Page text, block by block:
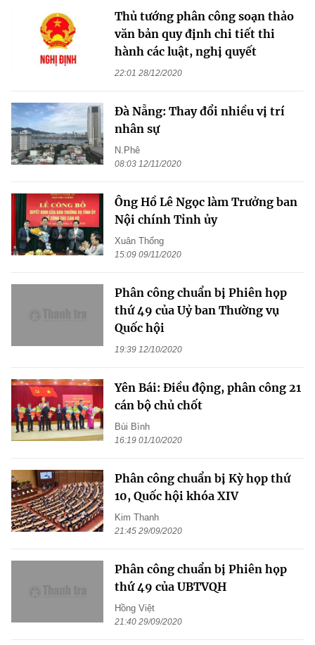
Thủ tướng phân công soạn thảo
văn bản quy định chi tiết thi
hành các luật, nghị quyết
22:01 28/12/2020
Đà Nẵng: Thay đổi nhiều vị trí
nhân sự
N.Phê
08:03 12/11/2020
Ông Hồ Lê Ngọc làm Trưởng ban
Nội chính Tỉnh ủy
Xuân Thống
15:09 09/11/2020
Phân công chuẩn bị Phiên họp
thứ 49 của Uỷ ban Thường vụ
Quốc hội
19:39 12/10/2020
Yên Bái: Điều động, phân công 21
cán bộ chủ chốt
Bùi Bình
16:19 01/10/2020
Phân công chuẩn bị Kỳ họp thứ
10, Quốc hội khóa XIV
Kim Thanh
21:45 29/09/2020
Phân công chuẩn bị Phiên họp
thứ 49 của UBTVQH
Hồng Việt
21:40 29/09/2020